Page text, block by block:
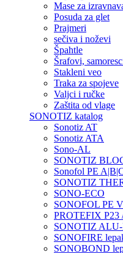
Mase za
Posuda za glet
Prajmeri
sečiva i noževi
Špahtle
Šrafovi,
Stakleni veo
Traka za spojeve
Valjci i ručke
Zaštita od vlage
SONOTIZ katalog
Sonotiz AT
Sonotiz ATA
Sono-AL
SONOTIZ
Sonofol PE
SONOTIZ
SONO-ECO
SONOFOL PE
PROTEFIX P23
SONOTIZ
SONOFIRE
SONOBOND